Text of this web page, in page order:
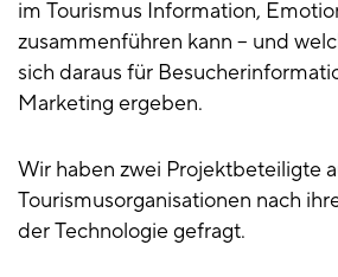
im Tourismus Information,
zusammenführen kann – und
sich daraus für
Marketing ergeben.
Wir haben zwei Projektbeteiligte
Tourismusorganisationen nach
der Technologie gefragt.